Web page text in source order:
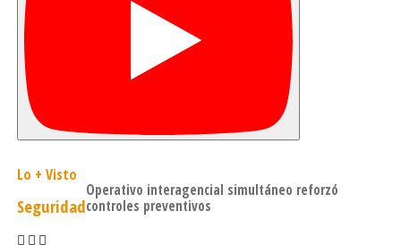
Lo + Visto
Seguridad
Operativo interagencial simultáneo reforzó
controles preventivos